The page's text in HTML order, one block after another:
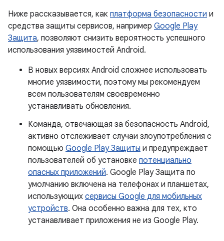
Ниже рассказывается, как платформа безопасности и
средства защиты сервисов, например Google Play
Защита, позволяют снизить вероятность успешного
использования уязвимостей Android.
В новых версиях Android сложнее использовать
многие уязвимости, поэтому мы рекомендуем
всем пользователям своевременно
устанавливать обновления.
Команда, отвечающая за безопасность Android,
активно отслеживает случаи злоупотребления с
помощью Google Play Защиты и предупреждает
пользователей об установке потенциально
опасных приложений. Google Play Защита по
умолчанию включена на телефонах и планшетах,
использующих сервисы Google для мобильных
устройств. Она особенно важна для тех, кто
устанавливает приложения не из Google Play.